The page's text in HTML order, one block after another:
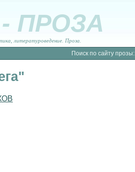
- ПРОЗА
литературоведение. Проза.
Поиск по сайту прозы: